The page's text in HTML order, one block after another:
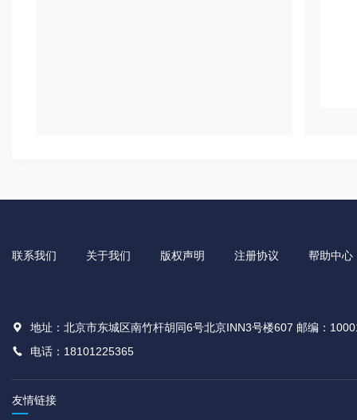
联系我们 关于我们 版权声明 注册协议 帮助中心
地址：北京市东城区南竹杆胡同6号北京INN3号楼607 邮编：
电话：18101225365
友情链接